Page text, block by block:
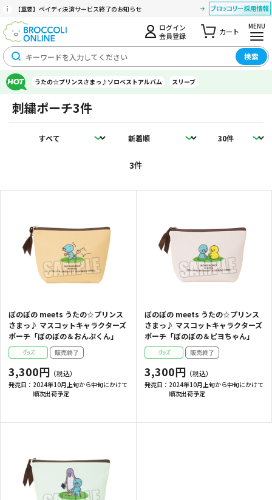
【重要】ペイディ決済サービス終了のお知らせ
ログイン
会員登録
カート
MENU
検索
うたの☆プリンスさまっ♪ソロベストアルバム スリーブ
刺繍ポーチ3件
3件
ぼのぼの meets うたの☆プリンス
さまっ♪ マスコットキャラクターズ
ポーチ「ぼのぼの＆おんぷくん」
3,300円
発売日： 2024年10月上旬から中旬にかけて
順次出荷予定
ぼのぼの meets うたの☆プリンス
さまっ♪ マスコットキャラクターズ
ポーチ「ぼのぼの＆ピヨちゃん」
3,300円
発売日： 2024年10月上旬から中旬にかけて
順次出荷予定